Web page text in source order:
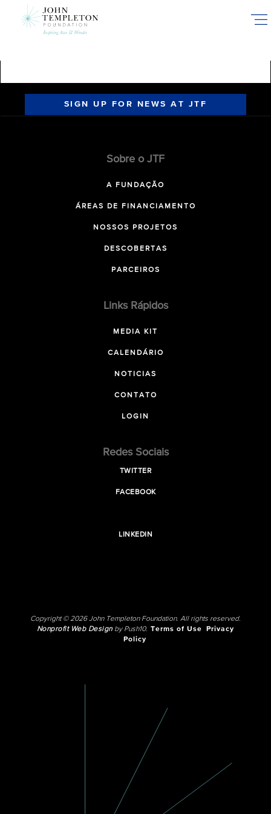
SIGN UP FOR NEWS AT JTF
Sobre o JTF
A FUNDAÇÃO
ÁREAS DE FINANCIAMENTO
NOSSOS PROJETOS
DESCOBERTAS
PARCEIROS
Links Rápidos
MEDIA KIT
CALENDÁRIO
NOTICIAS
CONTATO
LOGIN
Redes Sociais
TWITTER
FACEBOOK
LINKEDIN
Copyright © 2026 John Templeton Foundation. All rights reserved.
Nonprofit Web Designby Push10. Terms of Use
Privacy
Policy